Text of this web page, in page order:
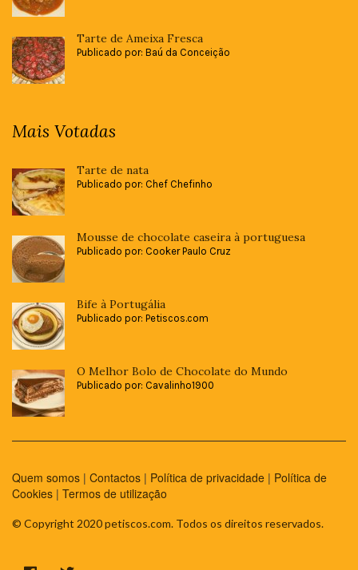
Tarte de Ameixa Fresca
Publicado por: Baú da Conceição
Mais Votadas
Tarte de nata
Publicado por: Chef Chefinho
Mousse de chocolate caseira à portuguesa
Publicado por: Cooker Paulo Cruz
Bife à Portugália
Publicado por: Petiscos.com
O Melhor Bolo de Chocolate do Mundo
Publicado por: Cavalinho1900
Quem somos | Contactos | Política de privacidade | Política de
Cookies | Termos de utilização
© Copyright 2020 petiscos.com. Todos os direitos reservados.